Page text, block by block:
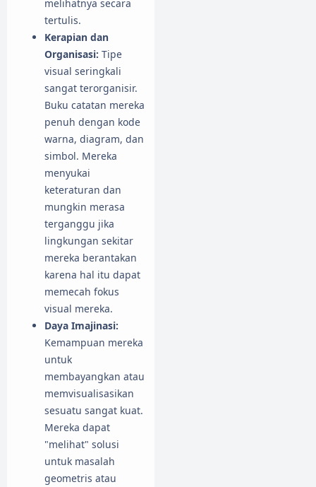
melihatnya secara
tertulis.
Kerapian dan
Organisasi: Tipe
visual seringkali
sangat terorganisir.
Buku catatan mereka
penuh dengan kode
warna, diagram, dan
simbol. Mereka
menyukai
keteraturan dan
mungkin merasa
terganggu jika
lingkungan sekitar
mereka berantakan
karena hal itu dapat
memecah fokus
visual mereka.
Daya Imajinasi:
Kemampuan mereka
untuk
membayangkan atau
memvisualisasikan
sesuatu sangat kuat.
Mereka dapat
"melihat" solusi
untuk masalah
geometris atau